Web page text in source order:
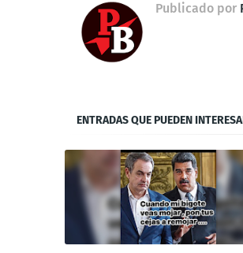
Publicado por
ENTRADAS QUE PUEDEN